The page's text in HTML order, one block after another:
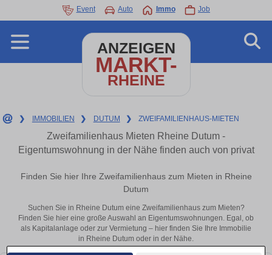
Event Auto Immo Job
ANZEIGEN
MARKT-
RHEINE
❯ IMMOBILIEN ❯ DUTUM ❯ ZWEIFAMILIENHAUS-MIETEN
Zweifamilienhaus Mieten Rheine Dutum -
Eigentumswohnung in der Nähe finden auch von privat
Finden Sie hier Ihre Zweifamilienhaus zum Mieten in Rheine
Dutum
Suchen Sie in Rheine Dutum eine Zweifamilienhaus zum Mieten?
Finden Sie hier eine große Auswahl an Eigentumswohnungen. Egal, ob
als Kapitalanlage oder zur Vermietung – hier finden Sie Ihre Immobilie
in Rheine Dutum oder in der Nähe.